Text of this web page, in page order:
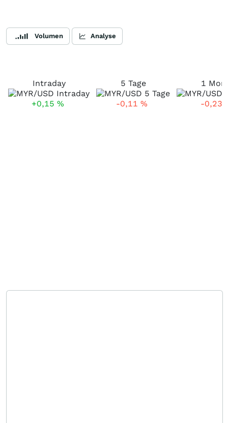
Volumen Analyse
Intraday
+0,15 %
5 Tage
-0,11 %
1
-0,23